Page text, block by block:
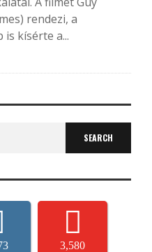
rendezi, a
kísérte a...
3,580